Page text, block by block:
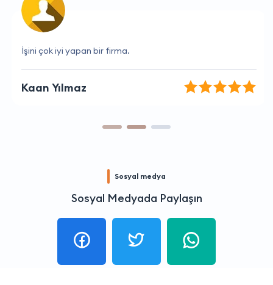
İşini çok iyi yapan bir firma.
Kaan Yılmaz
Sosyal medya
Sosyal Medyada Paylaşın